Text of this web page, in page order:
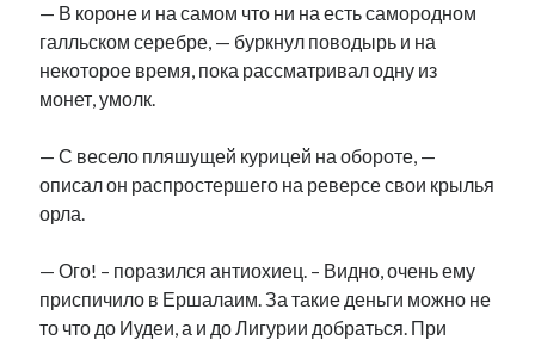
— В короне и на самом что ни на есть самородном
галльском серебре, — буркнул поводырь и на
некоторое время, пока рассматривал одну из
монет, умолк.
— С весело пляшущей курицей на обороте, —
описал он распростершего на реверсе свои крылья
орла.
— Ого! – поразился антиохиец. – Видно, очень ему
приспичило в Ершалаим. За такие деньги можно не
то что до Иудеи, а и до Лигурии добраться. При